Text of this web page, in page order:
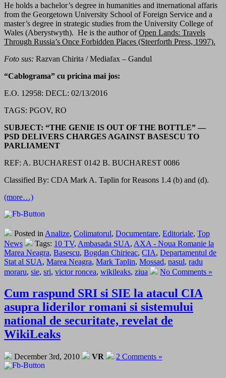
He holds a bachelor’s degree in humanities and itnernational affaris
from the Georgetown University School of Foreign Service and a
master’s degree in strategic studies from the University College of
Wales (Aberystwyth). He is the author ofOpen Lands: Travels
Through Russia’s Once Forbidden Places (Steerforth Press, 1997).
Foto sus: Razvan Chirita / Mediafax – Gandul
“Cablograma” cu pricina mai jos:
E.O. 12958: DECL: 02/13/2016
TAGS: PGOV, RO
SUBJECT: “THE GENIE IS OUT OF THE BOTTLE” —
PSD DELIVERS CHARGES AGAINST BASESCU TO
PARLIAMENT
REF: A. BUCHAREST 0142 B. BUCHAREST 0086
Classified By: CDA Mark A. Taplin for Reasons 1.4 (b) and (d).
(more…)
Posted in Analize, Colimatorul, Documentare, Editoriale, Top
News
Tags: 10 TV, Ambasada SUA, AXA - Noua Romanie la
Marea Neagra, Basescu, Bogdan Chirieac, CIA, Departamentul de
Stat al SUA, Marea Neagra, Mark Taplin, Mossad, nasul, radu
moraru, sie, sri, victor roncea, wikileaks, ziua No Comments »
Cum raspund SRI si SIE la atacul CIA
asupra liderilor romani si sistemului
national de securitate, revelat de
WikiLeaks
December 3rd, 2010 VR 2 Comments »